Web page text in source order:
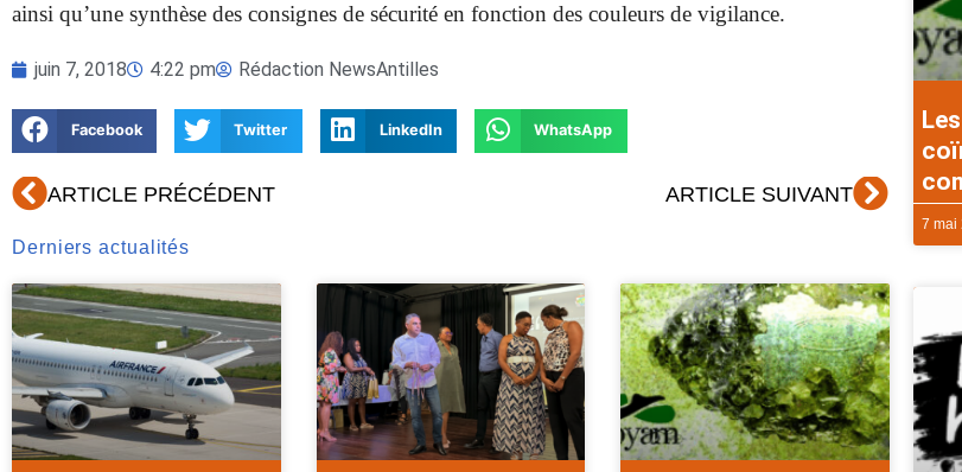
ainsi qu’une synthèse des consignes de sécurité en fonction des couleurs de vigilance.
juin 7, 2018 4:22 pm Rédaction NewsAntilles
Facebook Twitter LinkedIn WhatsApp
Précédent
ARTICLE PRÉCÉDENT ARTICLE SUIVANT
Derniers actualités
7 mai